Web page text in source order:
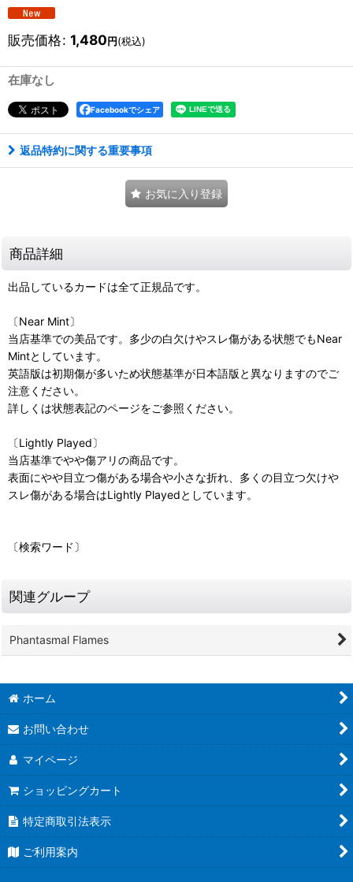
販売価格: 1,480円(税込)
在庫なし
Facebookでシェア
返品特約に関する重要事項
お気に入り登録
商品詳細
出品しているカードは全て正規品です。
〔Near Mint〕
当店基準での美品です。多少の白欠けやスレ傷がある状態でもNear
Mintとしています。
英語版は初期傷が多いため状態基準が日本語版と異なりますのでご
注意ください。
詳しくは状態表記のページをご参照ください。
〔Lightly Played〕
当店基準でやや傷アリの商品です。
表面にやや目立つ傷がある場合や小さな折れ、多くの目立つ欠けや
スレ傷がある場合はLightly Playedとしています。
〔検索ワード〕
関連グループ
Phantasmal Flames
ホーム
お問い合わせ
マイページ
ショッピングカート
特定商取引法表示
ご利用案内